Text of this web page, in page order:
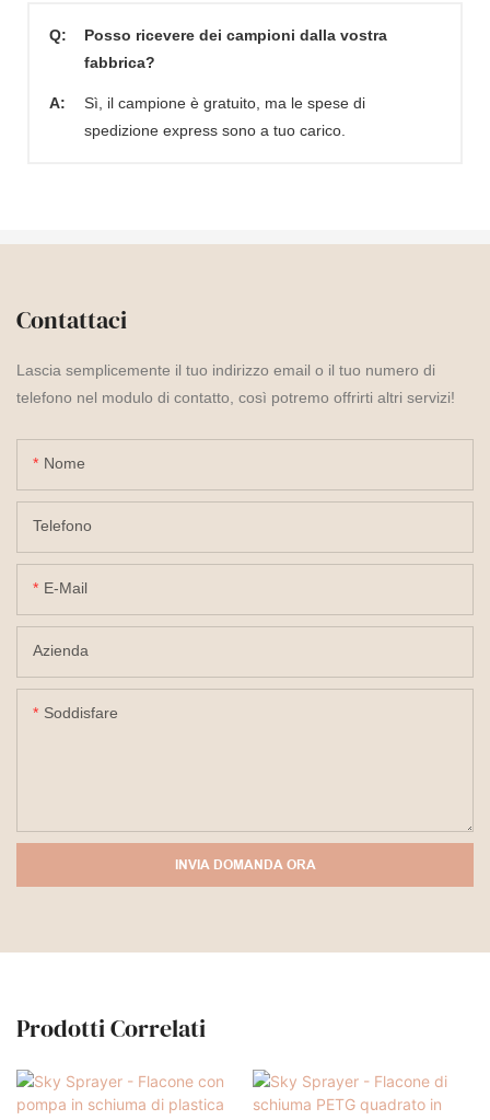
Q:
Posso ricevere dei campioni dalla vostra
fabbrica?
A:
Sì, il campione è gratuito, ma le spese di
spedizione express sono a tuo carico.
Contattaci
Lascia semplicemente il tuo indirizzo email o il tuo numero di
telefono nel modulo di contatto, così potremo offrirti altri servizi!
Nome
Telefono
E-Mail
Azienda
Soddisfare
INVIA DOMANDA ORA
Prodotti Correlati